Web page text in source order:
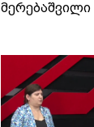
მერებაშვილი